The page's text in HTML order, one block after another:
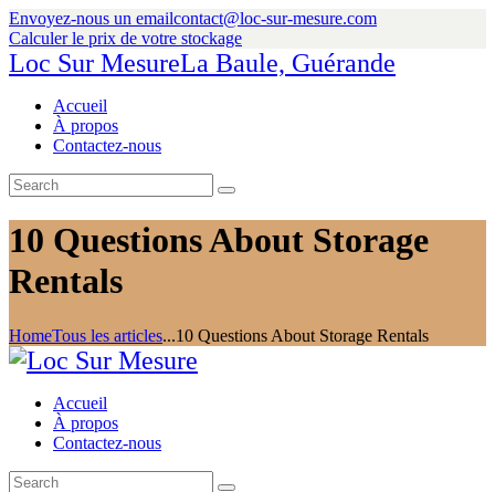
Envoyez-nous un emailcontact@loc-sur-mesure.com
Calculer le prix de votre stockage
Loc Sur MesureLa Baule, Guérande
Accueil
À propos
Contactez-nous
10 Questions About Storage
Rentals
HomeTous les articles...10 Questions About Storage Rentals
Accueil
À propos
Contactez-nous